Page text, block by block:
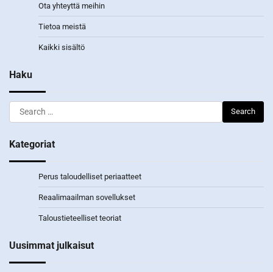
Ota yhteyttä meihin
Tietoa meistä
Kaikki sisältö
Haku
Search
for:
Kategoriat
Perus taloudelliset periaatteet
Reaalimaailman sovellukset
Taloustieteelliset teoriat
Uusimmat julkaisut